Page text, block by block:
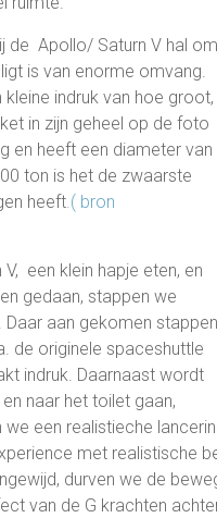
Apollo/ Saturn V hal
is van enorme omvang.
indruk van hoe groot,
in zijn geheel op de foto
en heeft een diameter van
ton is het de zwaarste
heeft.( bron
een klein hapje eten, en
gedaan, stappen we
aan gekomen stappen
de originele spaceshuttle
indruk. Daarnaast wordt
naar het toilet gaan,
een realistieche
met realistische
durven we de
van de G krachten